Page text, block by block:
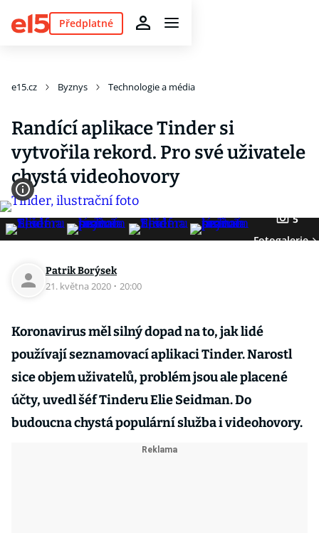
Předplatné
e15.cz Byznys Technologie a média
Randící aplikace Tinder si
vytvořila rekord. Pro své uživatele
chystá videohovory
5
Fotogalerie
Patrik Borýsek
21. května 2020 · 20:00
Koronavirus měl silný dopad na to, jak lidé
používají seznamovací aplikaci Tinder. Narostl
sice objem uživatelů, problém jsou ale placené
účty, uvedl šéf Tinderu Elie Seidman. Do
budoucna chystá populární služba i videohovory.